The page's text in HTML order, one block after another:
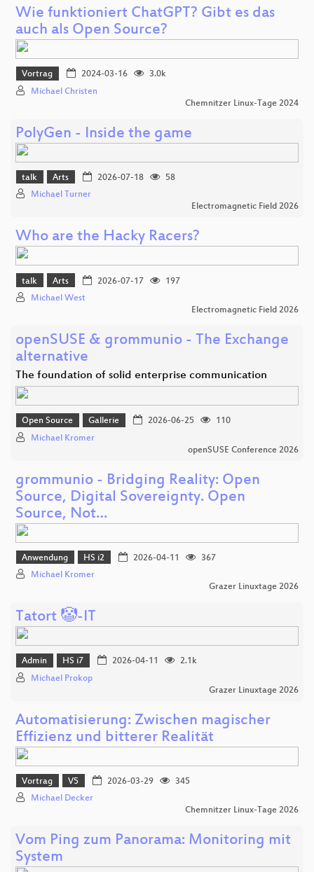
Wie funktioniert ChatGPT? Gibt es das
auch als Open Source?
Vortrag 2024-03-16
3.0k
Michael Christen
Chemnitzer Linux-Tage 2024
PolyGen - Inside the game
talk Arts 2026-07-18
58
Michael Turner
Electromagnetic Field 2026
Who are the Hacky Racers?
talk Arts 2026-07-17
197
Michael West
Electromagnetic Field 2026
openSUSE & grommunio - The Exchange
alternative
The foundation of solid enterprise communication
Open Source Gallerie 2026-06-25
110
Michael Kromer
openSUSE Conference 2026
grommunio - Bridging Reality: Open
Source, Digital Sovereignty. Open
Source, Not…
Anwendung HS i2 2026-04-11
367
Michael Kromer
Grazer Linuxtage 2026
Tatort 🤡-IT
Admin HS i7 2026-04-11
2.1k
Michael Prokop
Grazer Linuxtage 2026
Automatisierung: Zwischen magischer
Effizienz und bitterer Realität
Vortrag V5 2026-03-29
345
Michael Decker
Chemnitzer Linux-Tage 2026
Vom Ping zum Panorama: Monitoring mit
System